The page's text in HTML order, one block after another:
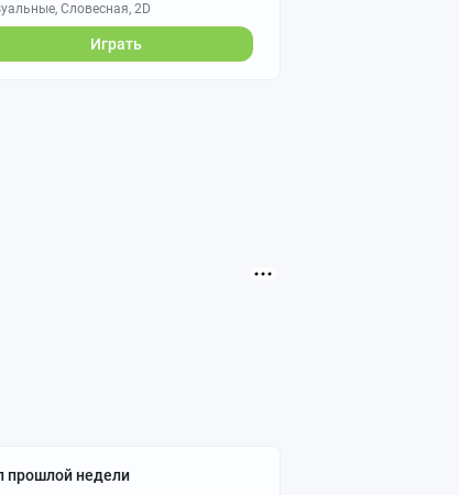
Словесная, 2D
Играть
прошлой недели